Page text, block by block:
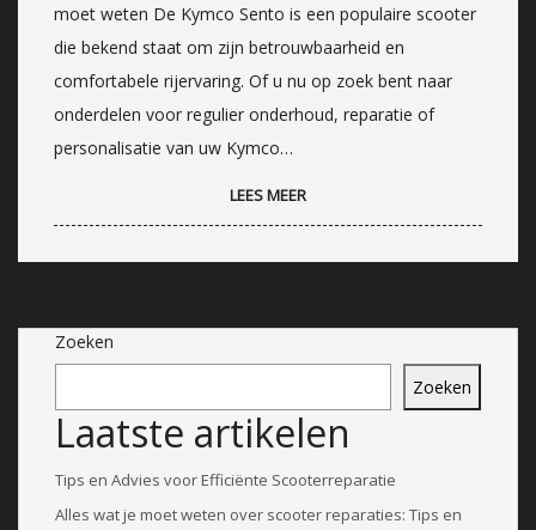
moet weten De Kymco Sento is een populaire scooter
die bekend staat om zijn betrouwbaarheid en
comfortabele rijervaring. Of u nu op zoek bent naar
onderdelen voor regulier onderhoud, reparatie of
personalisatie van uw Kymco…
LEES MEER
Zoeken
Zoeken
Laatste artikelen
Tips en Advies voor Efficiënte Scooterreparatie
Alles wat je moet weten over scooter reparaties: Tips en